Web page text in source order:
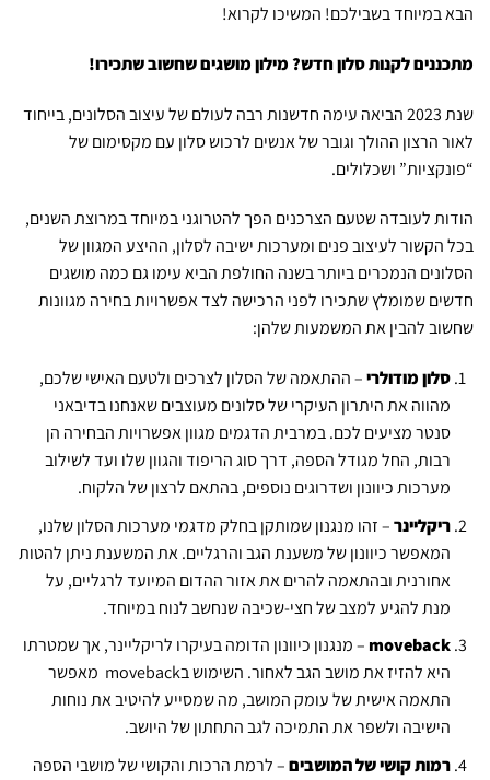
הבא במיוחד בשבילכם! המשיכו לקרוא!
מתכננים לקנות סלון חדש? מילון מושגים שחשוב שתכירו!
שנת 2023 הביאה עימה חדשנות רבה לעולם של עיצוב הסלונים, בייחוד
לאור הרצון ההולך וגובר של אנשים לרכוש סלון עם מקסימום של
“פונקציות” ושכלולים.
הודות לעובדה שטעם הצרכנים הפך להטרוגני במיוחד במרוצת השנים,
בכל הקשור לעיצוב פנים ומערכות ישיבה לסלון, ההיצע המגוון של
הסלונים הנמכרים ביותר בשנה החולפת הביא עימו גם כמה מושגים
חדשים שמומלץ שתכירו לפני הרכישה לצד אפשרויות בחירה מגוונות
שחשוב להבין את המשמעות שלהן:
סלון מודולרי– ההתאמה של הסלון לצרכים ולטעם האישי שלכם,
מהווה את היתרון העיקרי של סלונים מעוצבים שאנחנו בדיבאני
סנטר מציעים לכם. במרבית הדגמים מגוון אפשרויות הבחירה הן
רבות, החל מגודל הספה, דרך סוג הריפוד והגוון שלו ועד לשילוב
מערכות כיוונון ושדרוגים נוספים, בהתאם לרצון של הלקוח.
ריקליינר– זהו מנגנון שמותקן בחלק מדגמי מערכות הסלון שלנו,
המאפשר כיוונון של משענת הגב והרגליים. את המשענת ניתן להטות
אחורנית ובהתאמה להרים את אזור ההדום המיועד לרגליים, על
מנת להגיע למצב של חצי-שכיבה שנחשב לנוח במיוחד.
moveback – מנגנון כיוונון הדומה בעיקרו לריקליינר, אך שמטרתו
היא להזיז את מושב הגב לאחור. השימוש בmoveback מאפשר
התאמה אישית של עומק המושב, מה שמסייע להיטיב את נוחות
הישיבה ולשפר את התמיכה לגב התחתון של היושב.
רמות קושי של המושבים– לרמת הרכות והקושי של מושבי הספה